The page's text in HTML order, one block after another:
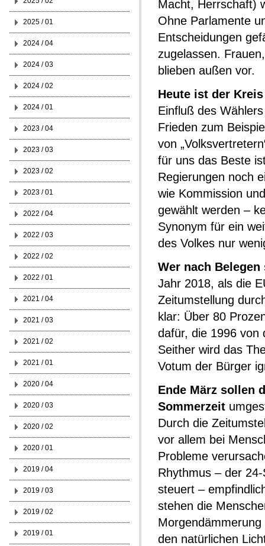
Macht, Herrschaft)
Ohne Parlamente
Entscheidungen
zugelassen.
blieben außen vor.
Heute ist der
Einfluß des
Frieden zum
von
für uns das Beste
Regierungen noch
wie Kommission
gewählt werden –
Synonym für ein
des Volkes nur
Wer nach
Jahr 2018, als die
Zeitumstellung
klar: Über 80
dafür, die 1996 von
Seither wird das
Votum der Bürger
Ende März sollen
Sommerzeit
Durch die
vor allem bei
Probleme
Rhythmus – der
steuert –
stehen die
den natürlichen
2025 / 01
2024 / 04
2024 / 03
2024 / 02
2024 / 01
2023 / 04
2023 / 03
2023 / 02
2023 / 01
2022 / 04
2022 / 03
2022 / 02
2022 / 01
2021 / 04
2021 / 03
2021 / 02
2021 / 01
2020 / 04
2020 / 03
2020 / 02
2020 / 01
2019 / 04
2019 / 03
2019 / 02
2019 / 01